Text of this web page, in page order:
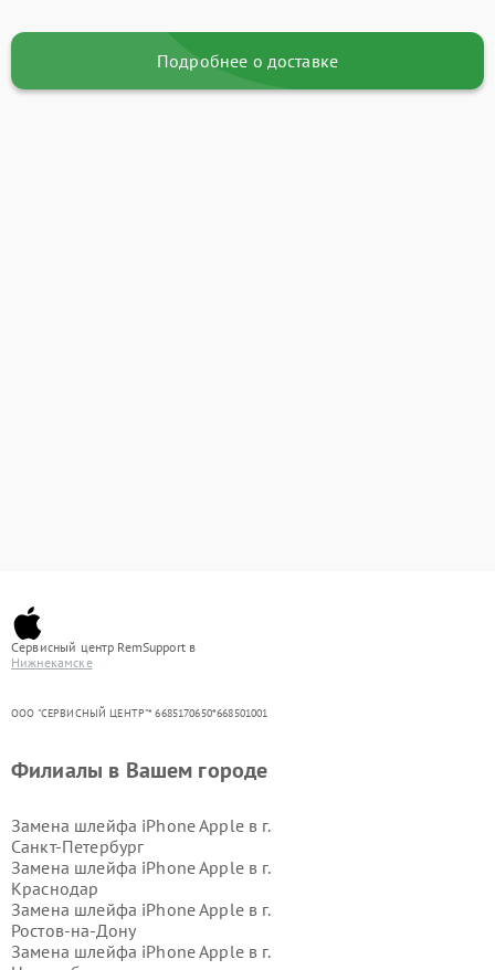
Подробнее о доставке
Сервисный центр RemSupport в
Нижнекамске
ООО "СЕРВИСНЫЙ ЦЕНТР"* 6685170650*668501001
Филиалы в Вашем городе
Замена шлейфа iPhone Apple в г.
Санкт-Петербург
Замена шлейфа iPhone Apple в г.
Краснодар
Замена шлейфа iPhone Apple в г.
Ростов-на-Дону
Замена шлейфа iPhone Apple в г.